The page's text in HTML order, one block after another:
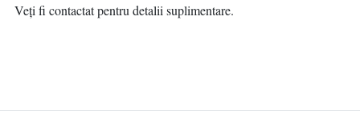
Veți fi contactat pentru detalii suplimentare.